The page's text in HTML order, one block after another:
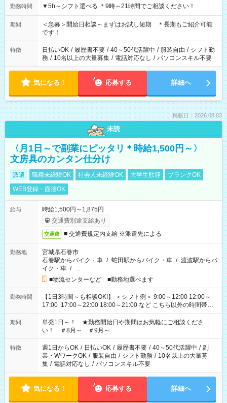
勤務時間 ▼5h～シフト選べる ＊9時～21時間でご相談ください！
期間
＜急募＞開始日相談～まずはお試し短期 ＊長期もご紹介可能
です！
特徴 日払いOK / 履歴書不要 / 40～50代活躍中 / 服装自由 / シフト勤
務 / 10名以上の大量募集 / 電話対応なし / パソコンスキル不要
気になる！ 応募する 詳細へ
掲載日：2026.08.03
未読
〈月1日～で副業にピッタリ＊時給1,500円～〉
文房具のカンタン仕分け
派遣 職種未経験OK 社会人未経験OK 大学生歓迎
ブランクOK
WEB登録・面接OK
給与
時給1,500円～1,875円
交通費別途支給あり
交通費 ■ 交通費規定内支給 ※派遣先による
勤務地
宮城県石巻市
石巻駅からバイク・車 / 蛇田駅からバイク・車 / 渡波駅からバ
イク・車 / …
■物流センターなど ■勤務地選べます
勤務時間
【1日3時間～も相談OK!】 ＜シフト例＞ 9:00～12:00 12:00～
17:00 17:00～22:00 18:00～21:00 など こちら以外の時間帯も
お気軽にご相談ください！
期間
単発1日～！ ★勤務開始日や期間はお気軽にご相談くださ
い！ ＃8月～ ＃9月～
特徴 週1日からOK / 日払いOK / 履歴書不要 / 40～50代活躍中 / 副
業・WワークOK / 服装自由 / シフト勤務 / 10名以上の大量募
集 / 電話対応なし / パソコンスキル不要
気になる！ 応募する 詳細へ